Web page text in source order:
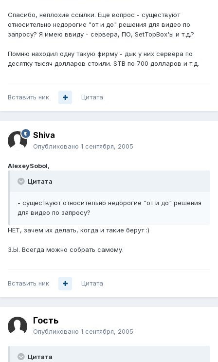
Спасибо, неплохие ссылки. Еще вопрос - существуют
относительно недорогие "от и до" решения для видео по
запросу? Я имею ввиду - сервера, ПО, SetTopBox'ы и т.д.?
Помню находил одну такую фирму - дык у них сервера по
десятку тысяч долларов стоили. STB по 700 долларов и т.д.
Вставить ник Цитата
Shiva
Опубликовано 1 сентября, 2005
AlexeySobol,
Цитата
- существуют относительно недорогие "от и до" решения
для видео по запросу?
НЕТ, зачем их делать, когда и такие берут :)
З.Ы. Всегда можно собрать самому.
Вставить ник Цитата
Гость
Опубликовано 1 сентября, 2005
Цитата